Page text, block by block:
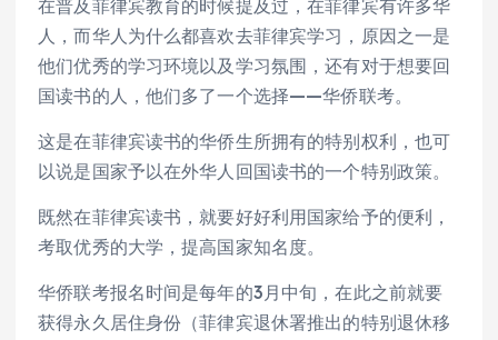
在普及菲律宾教育的时候提及过，在菲律宾有许多华
人，而华人为什么都喜欢去菲律宾学习，原因之一是
他们优秀的学习环境以及学习氛围，还有对于想要回
国读书的人，他们多了一个选择——华侨联考。
这是在菲律宾读书的华侨生所拥有的特别权利，也可
以说是国家予以在外华人回国读书的一个特别政策。
既然在菲律宾读书，就要好好利用国家给予的便利，
考取优秀的大学，提高国家知名度。
华侨联考报名时间是每年的3月中旬，在此之前就要
获得永久居住身份（菲律宾退休署推出的特别退休移